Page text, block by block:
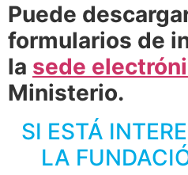
Puede
formularios de
la sede
Ministerio.
SI ESTÁ
LA